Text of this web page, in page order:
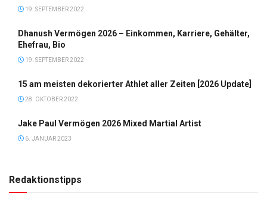
19. SEPTEMBER 2022
Dhanush Vermögen 2026 – Einkommen, Karriere, Gehälter,
Ehefrau, Bio
19. SEPTEMBER 2022
15 am meisten dekorierter Athlet aller Zeiten [2026 Update]
28. OKTOBER 2022
Jake Paul Vermögen 2026 Mixed Martial Artist
6. JANUAR 2023
Redaktionstipps
VIPS